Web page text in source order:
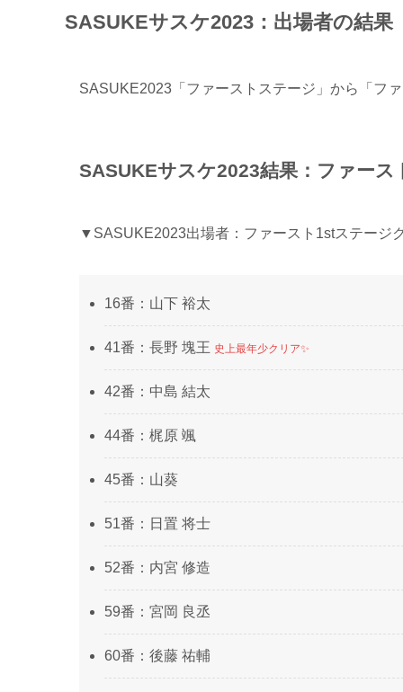
SASUKEサスケ2023：出場者の結果
SASUKE2023「ファーストステージ」から「フ
SASUKEサスケ2023結果：ファー
▼SASUKE2023出場者：ファースト1stステージ
16番：山下 裕太
41番：長野 塊王 史上最年少クリア✨
42番：中島 結太
44番：梶原 颯
45番：山葵
51番：日置 将士
52番：内宮 修造
59番：宮岡 良丞
60番：後藤 祐輔